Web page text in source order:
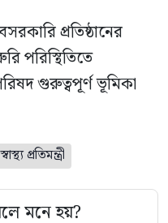
প্রতিষ্ঠানের
পরিস্থিতিতে
গুরুত্বপূর্ণ ভূমিকা
স্বাস্থ্য প্রতিমন্ত্রী
মনে হয়?